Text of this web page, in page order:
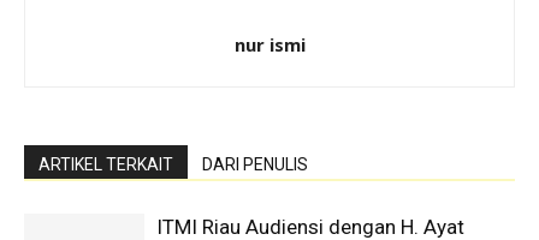
nur ismi
ARTIKEL TERKAIT DARI PENULIS
ITMI Riau Audiensi dengan H. Ayat